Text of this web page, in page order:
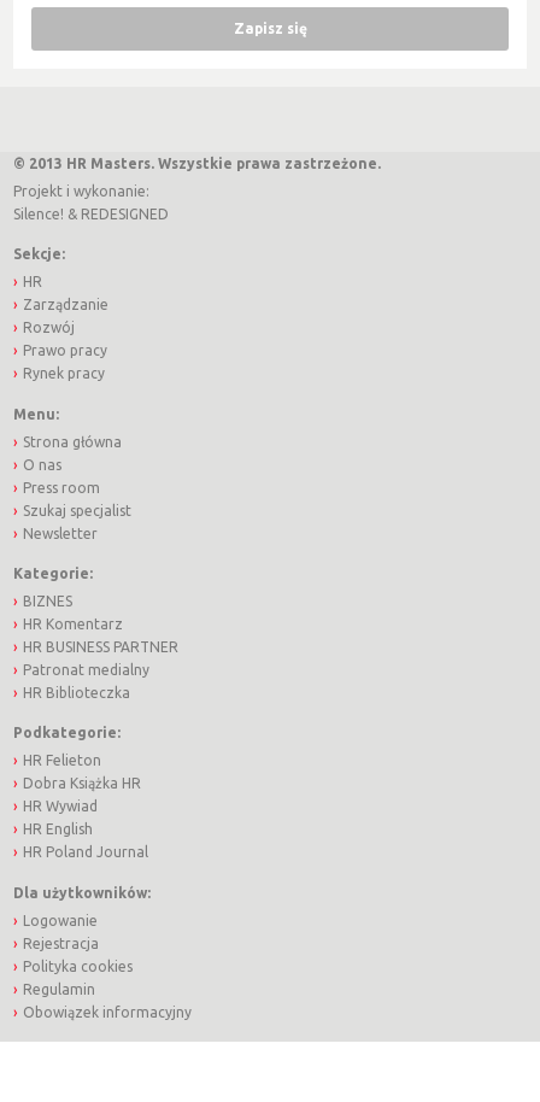
© 2013 HR Masters. Wszystkie prawa zastrzeżone.
Projekt i wykonanie:
Silence! & REDESIGNED
Sekcje:
HR
Zarządzanie
Rozwój
Prawo pracy
Rynek pracy
Menu:
Strona główna
O nas
Press room
Szukaj specjalist
Newsletter
Kategorie:
BIZNES
HR Komentarz
HR BUSINESS PARTNER
Patronat medialny
HR Biblioteczka
Podkategorie:
HR Felieton
Dobra Książka HR
HR Wywiad
HR English
HR Poland Journal
Dla użytkowników:
Logowanie
Rejestracja
Polityka cookies
Regulamin
Obowiązek informacyjny